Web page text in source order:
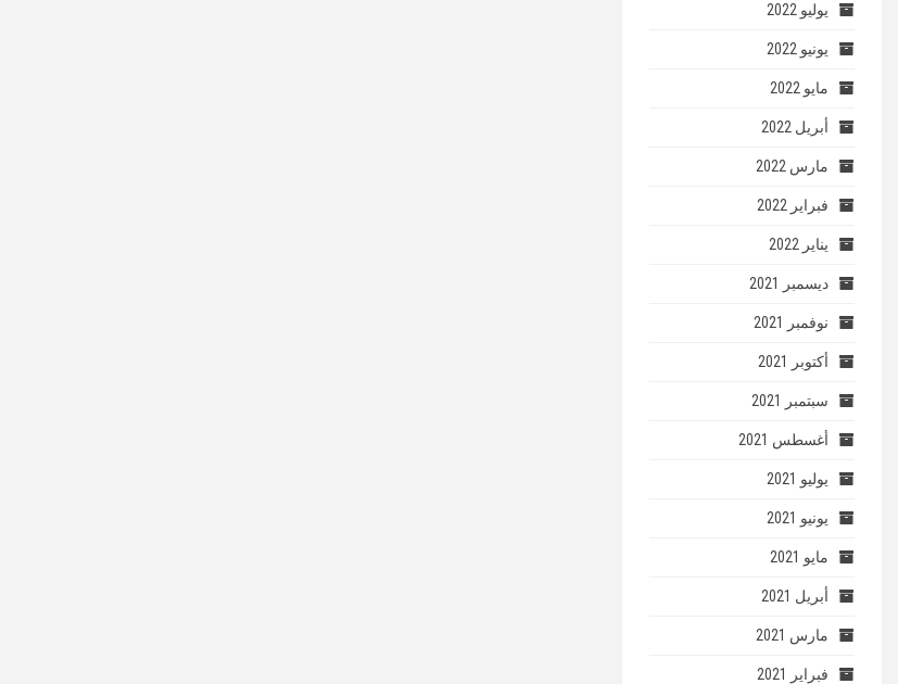
يوليو 2022
يونيو 2022
مايو 2022
أبريل 2022
مارس 2022
فبراير 2022
يناير 2022
ديسمبر 2021
نوفمبر 2021
أكتوبر 2021
سبتمبر 2021
أغسطس 2021
يوليو 2021
يونيو 2021
مايو 2021
أبريل 2021
مارس 2021
فبراير 2021